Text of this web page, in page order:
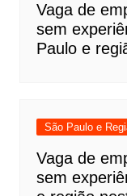
Vaga de
sem
Paulo e
São Paulo e
Vaga de
sem